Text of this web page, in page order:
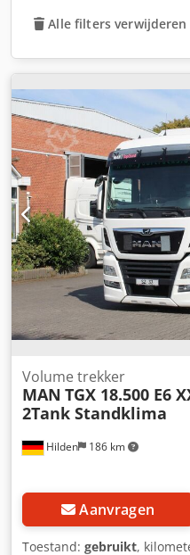
Alle filters verwijderen
Hilden 186 km
Volume trekker
MAN TGX 18.500 E6
2Tank Standklima
Aanvragen
Toestand: gebruikt,